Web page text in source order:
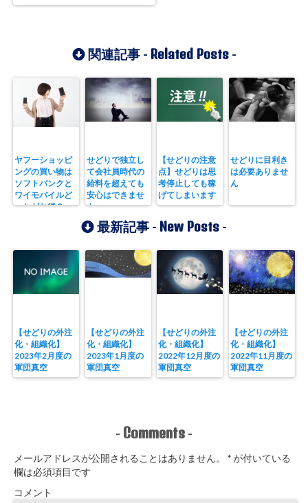
関連記事 - Related Posts-
ヤフーショッピ
ングの買い物は
ソフトバンクと
ワイモバイルど
っちがお得？
せどりで独立し
て会社員時代の
給料を超えても
安心はできませ
ん
【せどりの注意
点】せどりは思
考停止しても稼
げてしまいます
せどりに目利き
は必要ありませ
ん
最新記事 - New Posts -
【せどりの外注
化・組織化】
2023年2月度の
軍団真空
【せどりの外注
化・組織化】
2023年1月度の
軍団真空
【せどりの外注
化・組織化】
2022年12月度の
軍団真空
【せどりの外注
化・組織化】
2022年11月度の
軍団真空
- Comments -
メールアドレスが公開されることはありません。 *が付いている
欄は必須項目です
コメント